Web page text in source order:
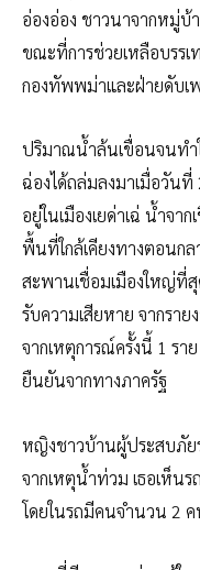
อ่องอ่อง ชาวนาจากหมู่
ขณะที่การช่วยเหลือบรร
กองทัพพม่าและฝ่ายดับเ
ปริมาณน้ำล้นเขื่อนจนทำ
ฉ่องได้ถล่มลงมาเมื่อวัน
อยู่ในเมืองเยด่าเฉ่ น้ำจ
พื้นที่ใกล้เคียงทางตอนกล
สะพานเชื่อมเมืองใหญ่ที่สุ
รับความเสียหาย จากรา
จากเหตุการณ์ครั้งนี้ 1 รา
ยืนยันจากทางภาครัฐ
หญิงชาวบ้านผู้ประสบภัย
จากเหตุน้ำท่วม เธอเห็
โดยในรถมีคนจำนวน 2